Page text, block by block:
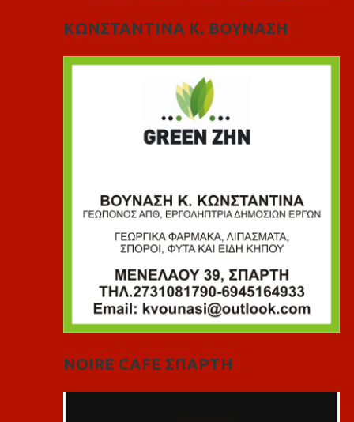
ΚΩΝΣΤΑΝΤΙΝΑ Κ. ΒΟΥΝΑΣΗ
NOIRE CAFE ΣΠΑΡΤΗ